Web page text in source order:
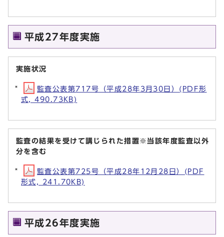
平成27年度実施
実施状況
監査公表第717号（平成28年3月30日）(PDF形
式, 490.73KB)
監査の結果を受けて講じられた措置※当該年度監査以外
分を含む
監査公表第725号（平成28年12月28日）(PDF
形式, 241.70KB)
平成26年度実施